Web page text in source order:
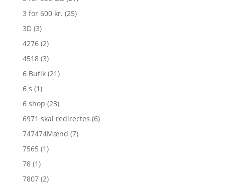
3 for 600 kr. (25)
3D (3)
4276 (2)
4518 (3)
6 Butik (21)
6 s (1)
6 shop (23)
6971 skal redirectes (6)
747474Mænd (7)
7565 (1)
78 (1)
7807 (2)